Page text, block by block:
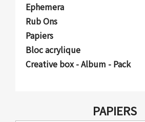
Ephemera
Rub Ons
Papiers
Bloc acrylique
Creative box - Album - Pack
PAPIERS